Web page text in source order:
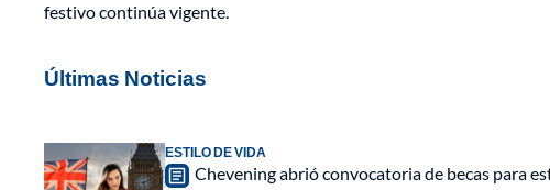
festivo continúa vigente.
Últimas Noticias
ESTILO DE VIDA
Chevening abrió convocatoria de becas para